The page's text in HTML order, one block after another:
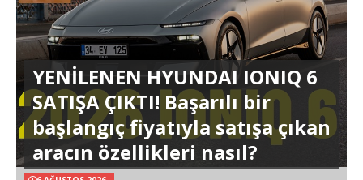
YENİLENEN HYUNDAI IONIQ 6
SATIŞA ÇIKTI! Başarılı bir
başlangıç fiyatıyla satışa çıkan
aracın özellikleri nasıl?